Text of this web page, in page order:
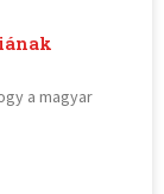
a magyar